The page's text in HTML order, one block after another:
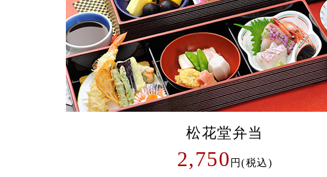
松花堂弁当
2,750 円(税込)